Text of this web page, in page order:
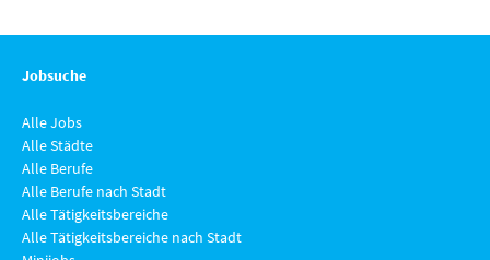
Jobsuche
Alle Jobs
Alle Städte
Alle Berufe
Alle Berufe nach Stadt
Alle Tätigkeitsbereiche
Alle Tätigkeitsbereiche nach Stadt